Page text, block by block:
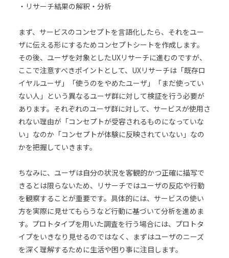
・リサーチ結果の解釈・分析
まず、サービスのコンセプトを言語化したら、それをユー
ザに伝える形にするためコンセプトシートを作成します。
その後、ユーザを対象としたUXリサーチに進むのですが、
ここで注意すべきポイントとして、UXリサーチは「既存ロ
イヤルユーザ」「使うのをやめたユーザ」「まだ使ってい
ない人」という異なるユーザ群に対して検証を行う必要が
あります。それぞれのユーザ群に対して、サービスが使用さ
れない理由が「コンセプトが受容されるものになっていな
い」なのか「コンセプトが体験に反映されていない」なの
かを把握していきます。
ちなみに、ユーザは自分の状況を客観的かつ正確に描写で
きるとは限らないため、リサーチではユーザの反応や行動
を観察することが重要です。具体的には、サービスの使い
方を実際に見せてもらうなど行動に基づいて分析を進めま
す。プロトタイプを用いた調査を行う場合には、プロトタ
イプをいきなり見せるのではなく、まずはユーザのニーズ
を深く理解するために生活や困り事に注目します。